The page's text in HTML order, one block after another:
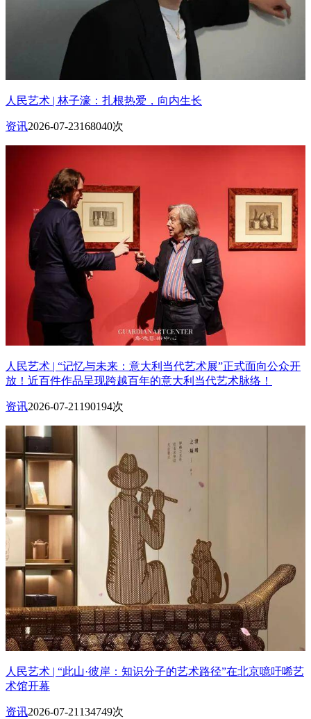
人民艺术 | 林子濠：扎根热爱，向内生长
资讯2026-07-23168040次
人民艺术 | “记忆与未来：意大利当代艺术展”正式面向公众开
放！近百件作品呈现跨越百年的意大利当代艺术脉络！
资讯2026-07-21 190194次
人民艺术 | “此山·彼岸：知识分子的艺术路径”在北京噫吁唏艺
术馆开幕
资讯2026-07-21 134749次